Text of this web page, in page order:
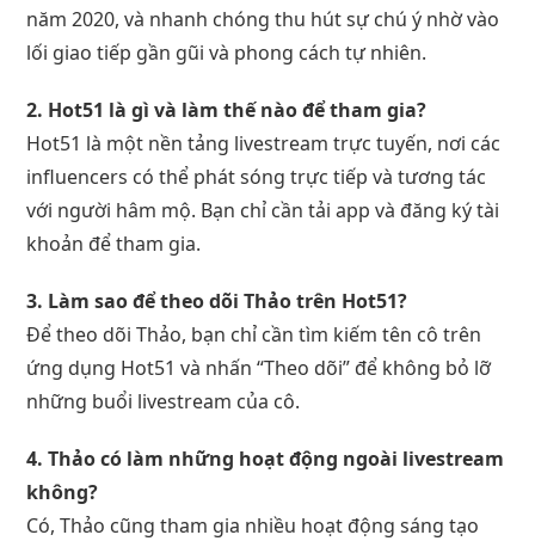
năm 2020, và nhanh chóng thu hút sự chú ý nhờ vào
lối giao tiếp gần gũi và phong cách tự nhiên.
2. Hot51 là gì và làm thế nào để tham gia?
Hot51 là một nền tảng livestream trực tuyến, nơi các
influencers có thể phát sóng trực tiếp và tương tác
với người hâm mộ. Bạn chỉ cần tải app và đăng ký tài
khoản để tham gia.
3. Làm sao để theo dõi Thảo trên Hot51?
Để theo dõi Thảo, bạn chỉ cần tìm kiếm tên cô trên
ứng dụng Hot51 và nhấn “Theo dõi” để không bỏ lỡ
những buổi livestream của cô.
4. Thảo có làm những hoạt động ngoài livestream
không?
Có, Thảo cũng tham gia nhiều hoạt động sáng tạo